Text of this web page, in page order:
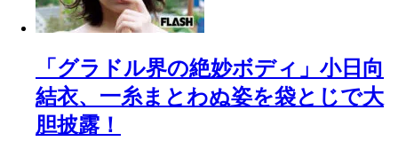
「グラドル界の絶妙ボディ」小日向
結衣、一糸まとわぬ姿を袋とじで大
胆披露！